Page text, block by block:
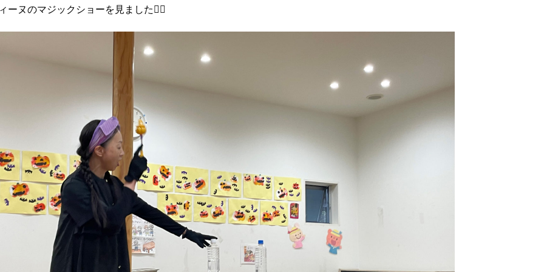
ーヌのマジックショーを見ました🧙‍♀️